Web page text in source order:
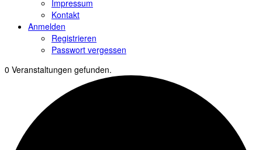
Impressum
Kontakt
Anmelden
Registrieren
Passwort vergessen
0 Veranstaltungen gefunden.